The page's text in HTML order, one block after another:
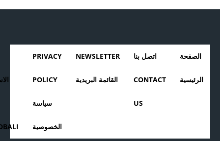
الصفحة
الرئيسية
اتصل بنا
CONTACT
US
NEWSLETTER
القائمة البريدية
PRIVACY
POLICY
سياسة
الخصوصية